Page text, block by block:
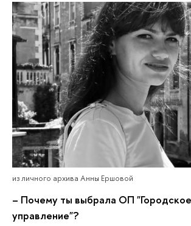
из личного архива Анны Ершовой
– Почему ты выбрала ОП "Городское
управление"?